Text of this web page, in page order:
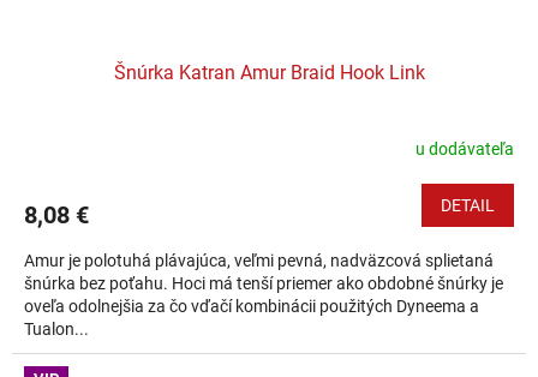
Šnúrka Katran Amur Braid Hook Link
u dodávateľa
8,08 € DETAIL
Amur je polotuhá plávajúca, veľmi pevná, nadväzcová splietaná
šnúrka bez poťahu. Hoci má tenší priemer ako obdobné šnúrky je
oveľa odolnejšia za čo vďačí kombinácii použitých Dyneema a
Tualon...